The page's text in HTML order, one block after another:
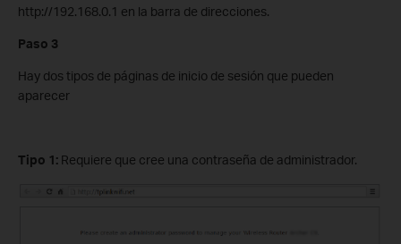
http://192.168.0.1 en la barra de direcciones.
Paso 3
Hay dos tipos de páginas de inicio de sesión que pueden
aparecer
Tipo 1: Requiere que cree una contraseña de administrador.